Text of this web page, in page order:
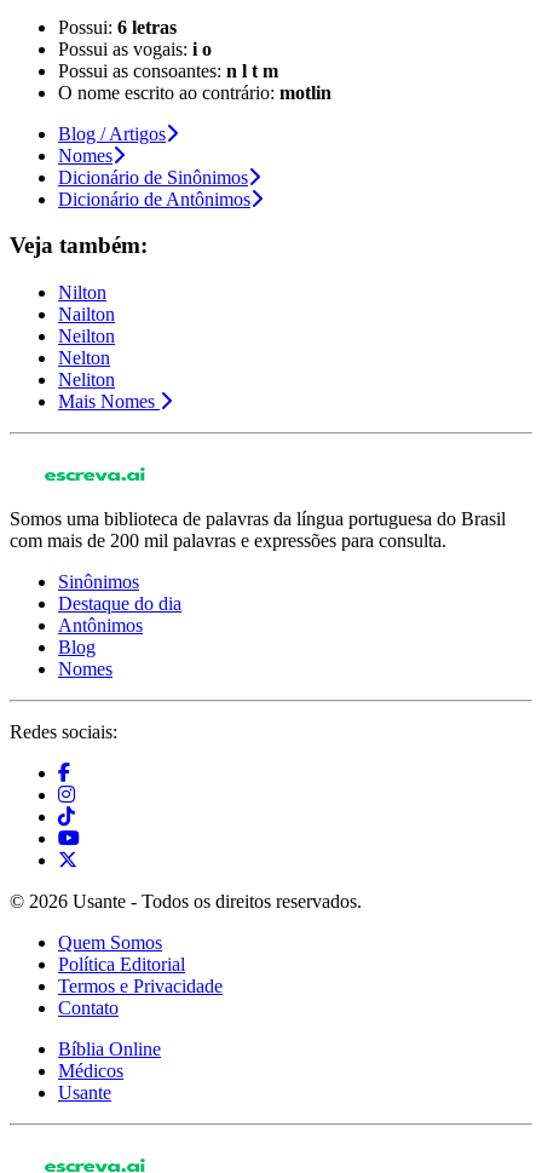
Possui: 6 letras
Possui as vogais: i o
Possui as consoantes: n l t m
O nome escrito ao contrário: motlin
Blog / Artigos
Nomes
Dicionário de Sinônimos
Dicionário de Antônimos
Veja também:
Nilton
Nailton
Neilton
Nelton
Neliton
Mais Nomes
Somos uma biblioteca de palavras da língua portuguesa do Brasil
com mais de 200 mil palavras e expressões para consulta.
Sinônimos
Destaque do dia
Antônimos
Blog
Nomes
Redes sociais:
© 2026 Usante - Todos os direitos reservados.
Quem Somos
Política Editorial
Termos e Privacidade
Contato
Bíblia Online
Médicos
Usante